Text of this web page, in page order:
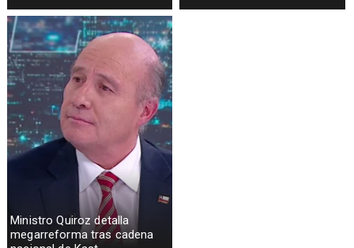
Ministro Quiroz detalla
megarreforma tras cadena